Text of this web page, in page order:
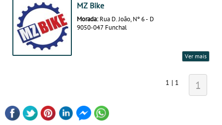
MZ Bike
Morada: Rua D. João, Nº 6 - D
9050-047 Funchal
Ver mais
1 | 1 1